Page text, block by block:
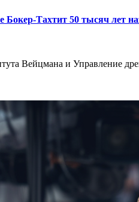
Бокер-Тахтит 50 тысяч лет
Вейцмана и Управление